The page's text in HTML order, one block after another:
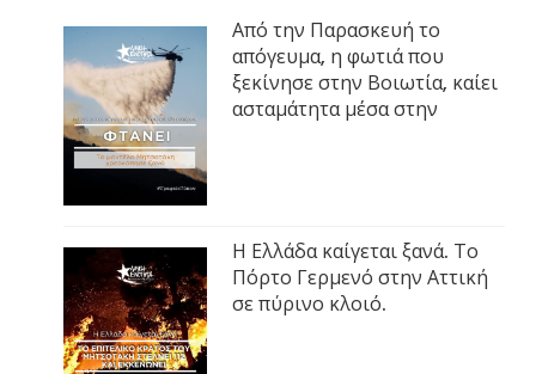
Από την Παρασκευή το
απόγευμα, η φωτιά που
ξεκίνησε στην Βοιωτία, καίει
ασταμάτητα μέσα στην
Η Ελλάδα καίγεται ξανά. Το
Πόρτο Γερμενό στην Αττική
σε πύρινο κλοιό.